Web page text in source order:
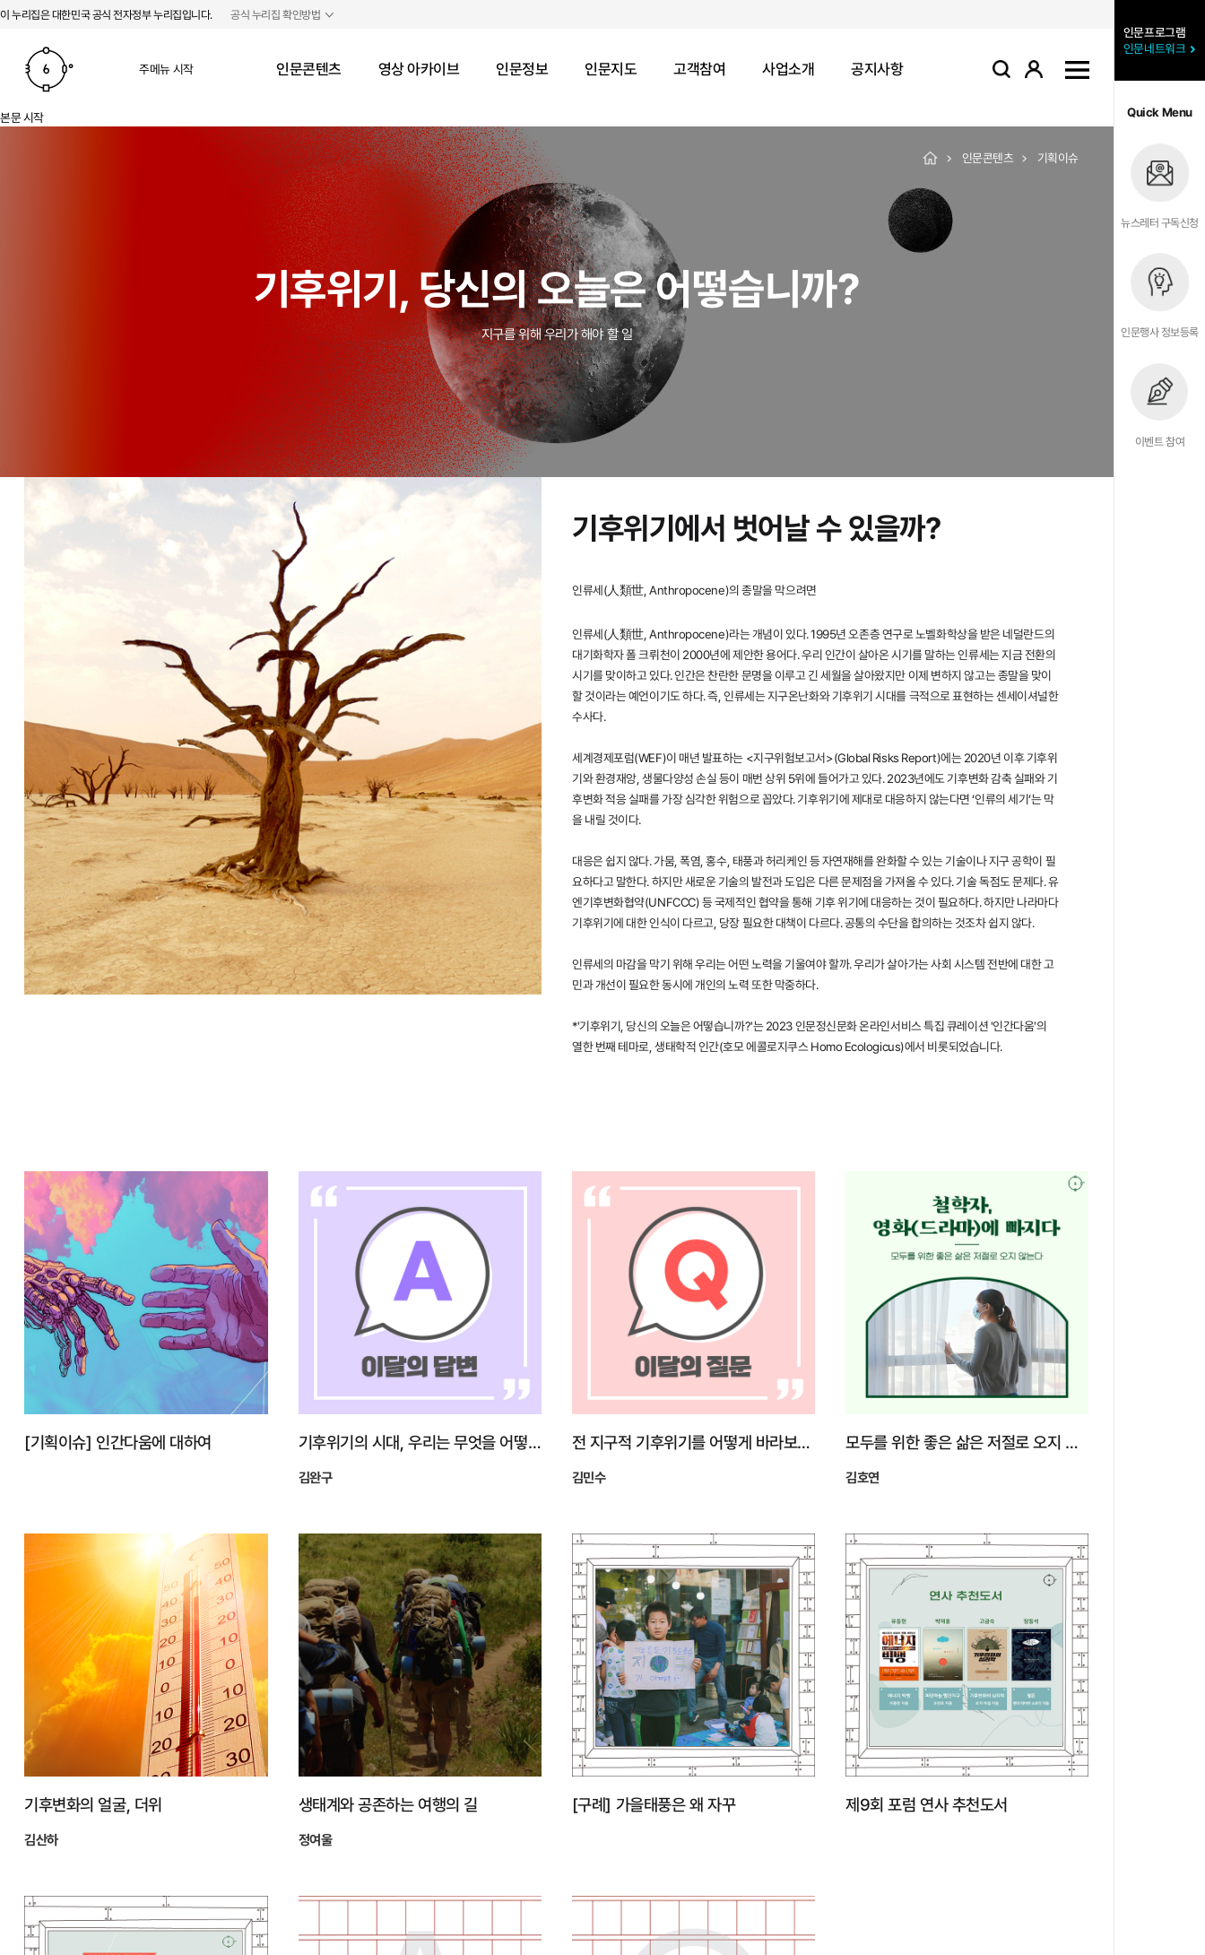
본문 바로가기
주메뉴 바로가기
이 누리집은 대한민국 공식 전자정부 누리집입니다. 공식 누리집 확인방법
주메뉴 시작 인문콘텐츠 영상 아카이브 인문정보 인문지도 고객참여 사업소개 공지사항 검색 로그인 사이트맵
인문프로그램
인문네트워크
Quick Menu
뉴스레터 구독신청
인문행사 정보등록
이벤트 참여
본문 시작
인문콘텐츠 기획이슈
기후위기, 당신의 오늘은 어떻습니까?
지구를 위해 우리가 해야 할 일
기후위기에서 벗어날 수 있을까?
인류세(人類世, Anthropocene)의 종말을 막으려면
인류세(人類世, Anthropocene)라는 개념이 있다. 1995년 오존층 연구로 노벨화학상을 받은 네덜란드의
대기화학자 폴 크뤼천이 2000년에 제안한 용어다. 우리 인간이 살아온 시기를 말하는 인류세는 지금 전환의
시기를 맞이하고 있다. 인간은 찬란한 문명을 이루고 긴 세월을 살아왔지만 이제 변하지 않고는 종말을 맞이
할 것이라는 예언이기도 하다. 즉, 인류세는 지구온난화와 기후위기 시대를 극적으로 표현하는 센세이셔널한
수사다.
세계경제포럼(WEF)이 매년 발표하는 <지구위험보고서>(Global Risks Report)에는 2020년 이후 기후위
기와 환경재앙, 생물다양성 손실 등이 매번 상위 5위에 들어가고 있다. 2023년에도 기후변화 감축 실패와 기
후변화 적응 실패를 가장 심각한 위험으로 꼽았다. 기후위기에 제대로 대응하지 않는다면 ‘인류의 세기’는 막
을 내릴 것이다.
대응은 쉽지 않다. 가뭄, 폭염, 홍수, 태풍과 허리케인 등 자연재해를 완화할 수 있는 기술이나 지구 공학이 필
요하다고 말한다. 하지만 새로운 기술의 발전과 도입은 다른 문제점을 가져올 수 있다. 기술 독점도 문제다. 유
엔기후변화협약(UNFCCC) 등 국제적인 협약을 통해 기후 위기에 대응하는 것이 필요하다. 하지만 나라마다
기후위기에 대한 인식이 다르고, 당장 필요한 대책이 다르다. 공통의 수단을 합의하는 것조차 쉽지 않다.
인류세의 마감을 막기 위해 우리는 어떤 노력을 기울여야 할까. 우리가 살아가는 사회 시스템 전반에 대한 고
민과 개선이 필요한 동시에 개인의 노력 또한 막중하다.
*'기후위기, 당신의 오늘은 어떻습니까?'는 2023 인문정신문화 온라인서비스 특집 큐레이션 '인간다움'의
열한 번째 테마로, 생태학적 인간(호모 에콜로지쿠스 Homo Ecologicus)에서 비롯되었습니다.
[기획이슈] 인간다움에 대하여 기후위기의 시대, 우리는 무엇을 어떻게 해야 하나?
김완구
전 지구적 기후위기를 어떻게 바라보고 대처해야 할까?
김민수
모두를 위한 좋은 삶은 저절로 오지 않는다
김호연
기후변화의 얼굴, 더위
김산하
생태계와 공존하는 여행의 길
정여울
[구례] 가을태풍은 왜 자꾸 제9회 포럼 연사 추천도서